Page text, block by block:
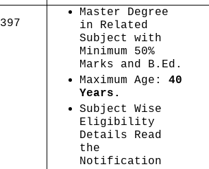
397
Master Degree
in Related
Subject with
Minimum 50%
Marks and B.Ed.
Maximum Age:
40
Years.
Subject Wise
Eligibility
Details Read
the
Notification